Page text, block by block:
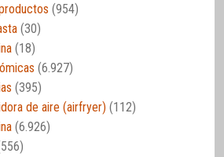
(954)
(30)
(18)
(6.927)
(395)
de aire (airfryer) (112)
(6.926)